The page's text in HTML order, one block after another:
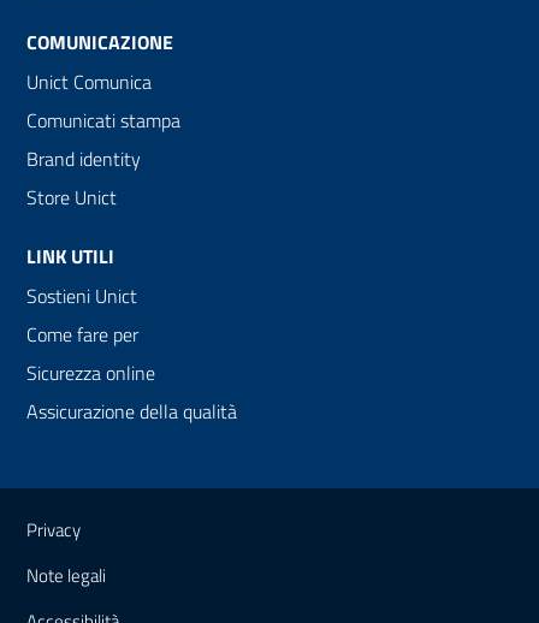
COMUNICAZIONE
Unict Comunica
Comunicati stampa
Brand identity
Store Unict
LINK UTILI
Sostieni Unict
Come fare per
Sicurezza online
Assicurazione della qualità
Link e informazioni utili
Privacy
Note legali